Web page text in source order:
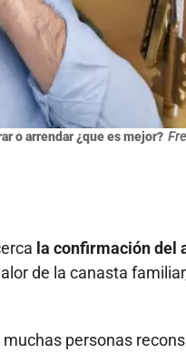
o arrendar ¿que es mejor?
la confirmación del
de la canasta
personas